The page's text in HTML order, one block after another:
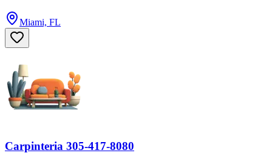
Miami, FL
Carpinteria 305-417-8080